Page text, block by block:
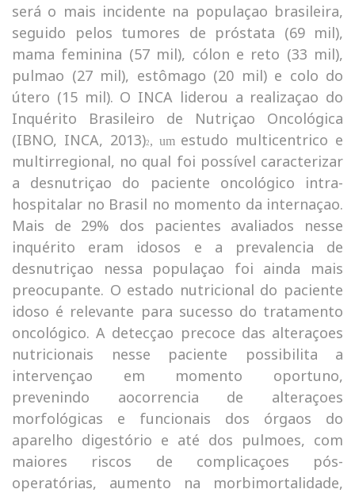
será o mais incidente na populaçao brasileira,
seguido pelos tumores de próstata (69 mil),
mama feminina (57 mil), cólon e reto (33 mil),
pulmao (27 mil), estômago (20 mil) e colo do
útero (15 mil). O INCA liderou a realizaçao do
Inquérito Brasileiro de Nutriçao Oncológica
(IBNO, INCA, 2013)2 , um estudo multicentrico e
multirregional, no qual foi possível caracterizar
a desnutriçao do paciente oncológico intra-
hospitalar no Brasil no momento da internaçao.
Mais de 29% dos pacientes avaliados nesse
inquérito eram idosos e a prevalencia de
desnutriçao nessa populaçao foi ainda mais
preocupante. O estado nutricional do paciente
idoso é relevante para sucesso do tratamento
oncológico. A detecçao precoce das alteraçoes
nutricionais nesse paciente possibilita a
intervençao em momento oportuno,
prevenindo aocorrencia de alteraçoes
morfológicas e funcionais dos órgaos do
aparelho digestório e até dos pulmoes, com
maiores riscos de complicaçoes pós-
operatórias, aumento na morbimortalidade,